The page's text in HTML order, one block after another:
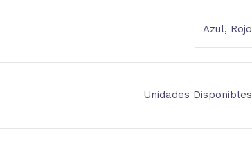
Azul, Rojo
Unidades Disponibles